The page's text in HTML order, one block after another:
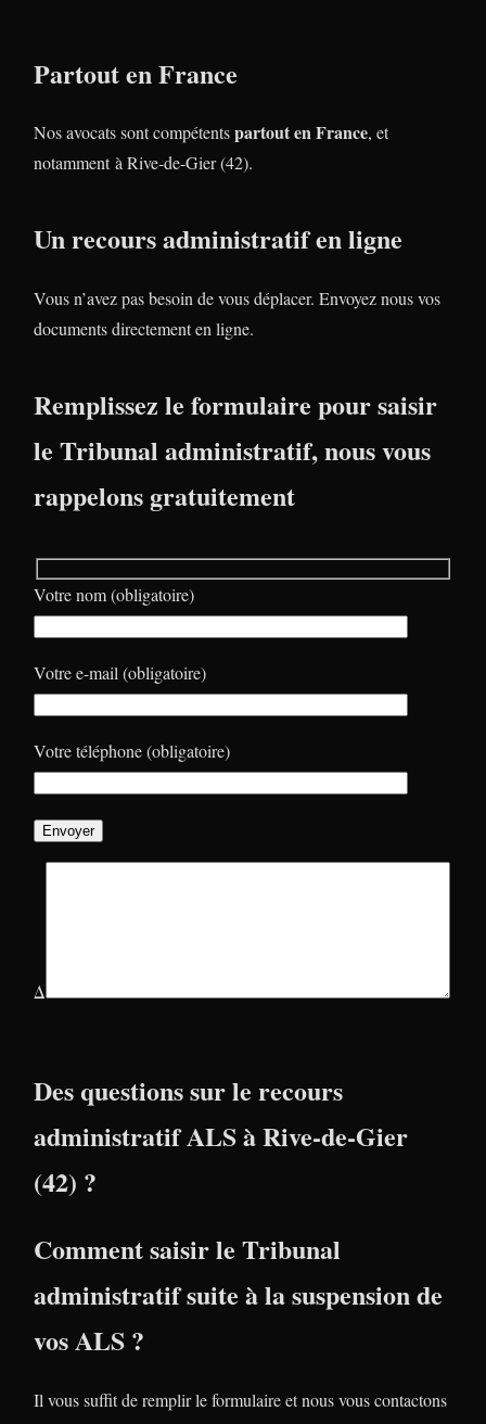
Partout en France
Nos avocats sont compétentspartout en France, et
notamment à Rive-de-Gier (42).
Un recours administratif en ligne
Vous n’avez pas besoin de vous déplacer. Envoyez nous vos
documents directement en ligne.
Remplissez le formulaire pour saisir
le Tribunal administratif, nous vous
rappelons gratuitement
Votre nom (obligatoire)
Votre e-mail (obligatoire)
Votre téléphone (obligatoire)
Δ
Des questions sur le recours
administratif ALS à Rive-de-Gier
(42) ?
Comment saisir le Tribunal
administratif suite à la suspension de
vos ALS ?
Il vous suffit de remplir le formulaire et nous vous contactons